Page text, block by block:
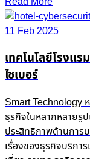
11 Feb 2025
เทคโนโลยีโรงแ
ไซเบอร์
Smart Technology
ธุรกิจในหลากหลายรู
ประสิทธิภาพด้านการ
เรื่องของธุรกิจบริกา